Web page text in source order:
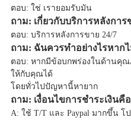
ตอบ: ใช่ เรายอมรับมัน
ถาม: เกี่ยวกับบริการหลังการ
ตอบ: บริการหลังการขาย 24/7
ถาม: ฉันควรทำอย่างไรหา
ตอบ: หากมีข้อบกพร่องในด้านคุณ
ให้กับคุณได้
โดยทั่วไปปัญหานี้หายาก
ถาม: เงื่อนไขการชำระเงินคื
A: ใช้ T/T และ Paypal มากขึ้น โ